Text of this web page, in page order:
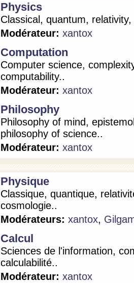
Physics
Classical, quantum,
Modérateur: xantox
Computation
Computer science,
computability..
Modérateur: xantox
Philosophy
Philosophy of mind,
philosophy of science..
Modérateur: xantox
Physique
Classique, quantique,
cosmologie..
Modérateurs: xantox,
Calcul
Sciences de l'information,
calculabilité..
Modérateur: xantox